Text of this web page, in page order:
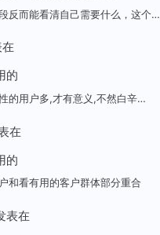
反而能看清自己需要什么，这个…
的
的用户多,才有意义,不然白辛…
在
的
和看有用的客户群体部分重合
表在